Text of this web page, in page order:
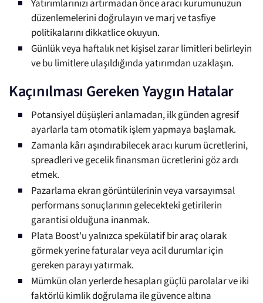
Yatırımlarınızı artırmadan önce aracı kurumunuzun
düzenlemelerini doğrulayın ve marj ve tasfiye
politikalarını dikkatlice okuyun.
Günlük veya haftalık net kişisel zarar limitleri belirleyin
ve bu limitlere ulaşıldığında yatırımdan uzaklaşın.
Kaçınılması Gereken Yaygın Hatalar
Potansiyel düşüşleri anlamadan, ilk günden agresif
ayarlarla tam otomatik işlem yapmaya başlamak.
Zamanla kârı aşındırabilecek aracı kurum ücretlerini,
spreadleri ve gecelik finansman ücretlerini göz ardı
etmek.
Pazarlama ekran görüntülerinin veya varsayımsal
performans sonuçlarının gelecekteki getirilerin
garantisi olduğuna inanmak.
Plata Boost'u yalnızca spekülatif bir araç olarak
görmek yerine faturalar veya acil durumlar için
gereken parayı yatırmak.
Mümkün olan yerlerde hesapları güçlü parolalar ve iki
faktörlü kimlik doğrulama ile güvence altına